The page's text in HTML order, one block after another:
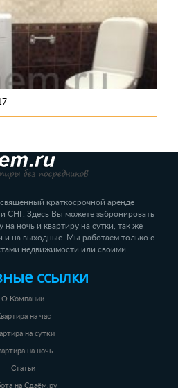
краткосрочной аренде
СНГ. Здесь Вы можете забронировать
на ночь и квартиру на сутки, так же
и на выходные. Мы работаем только с
недвижимости или своими.
ссылки
О Компании
на час
на сутки
на ночь
Статьи
на Сдаём.ру